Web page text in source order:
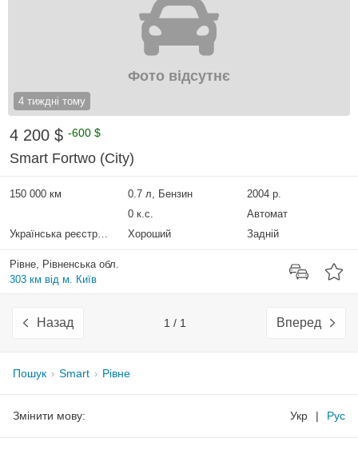
4 тиждні тому
Фото відсутнє
4 200 $ -600 $
Smart Fortwo (City)
150 000 км 0.7 л, Бензин
2004 р.
0 к.с.
Автомат
Українська реєстрація
Хороший Задній
Рівне, Рівненська обл.
303 км від м. Київ
Назад 1 / 1 Вперед
Пошук Smart Рівне
Змінити мову: Укр | Рус